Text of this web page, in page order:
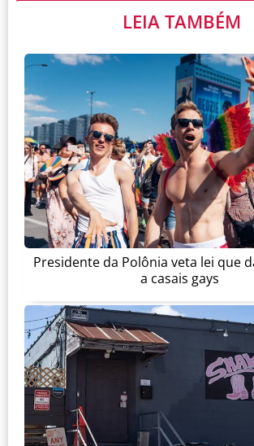
LEIA TAMBÉM
Presidente da Polônia veta lei que
a casais gays